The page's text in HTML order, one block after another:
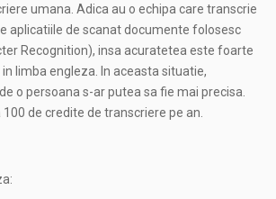
umana. Adica au o echipa care transcrie
aplicatiile de scanat documente folosesc
Recognition), insa acuratetea este foarte
limba engleza. In aceasta situatie,
o persoana s-ar putea sa fie mai precisa.
de credite de transcriere pe an.